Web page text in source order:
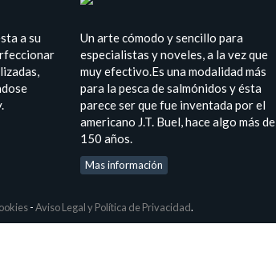
a su
Un arte cómodo y sencillo para
especialistas y noveles, a la vez que
muy efectivo.Es una modalidad más
para la pesca de salmónidos y ésta
parece ser que fue inventada por el
americano J.T. Buel, hace algo más de
150 años.
Mas información
-Aviso Legal y Política de Privacidad.